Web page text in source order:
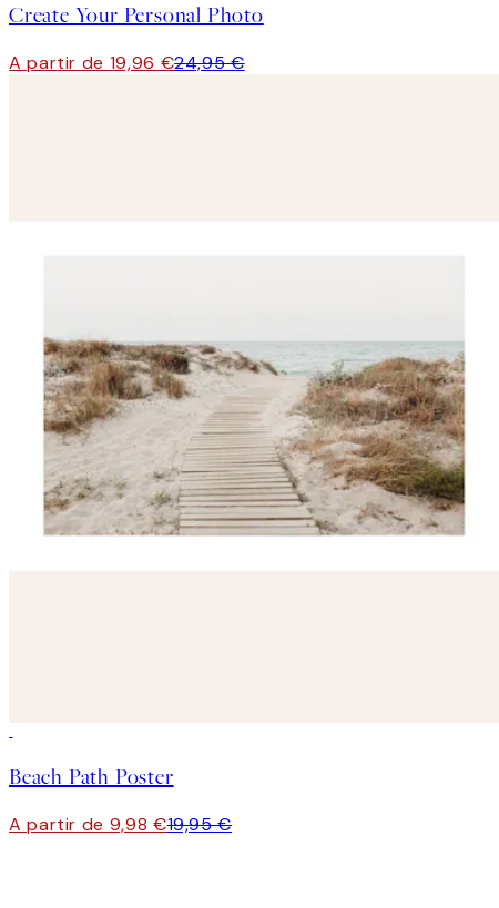
Create Your Personal Photo
A partir de 19,96 €24,95 €
Beach Path Poster
A partir de 9,98 €19,95 €